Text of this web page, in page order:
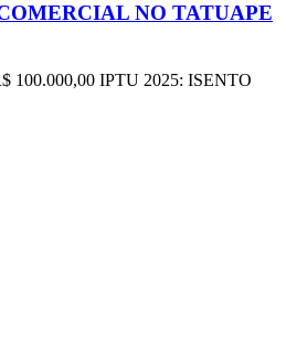
NO TATUAPE
IPTU 2025: ISENTO